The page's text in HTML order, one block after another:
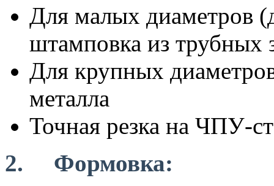
Для малых диаметров
штамповка из трубных
Для крупных
металла
Точная резка на ЧПУ-
2. Формовка: